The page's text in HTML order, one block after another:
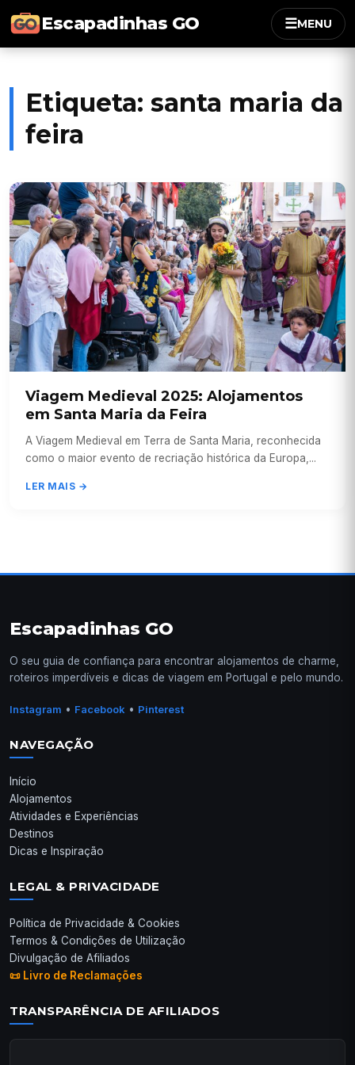
Escapadinhas GO ☰MENU
Etiqueta: santa maria da
feira
Viagem Medieval 2025: Alojamentos
em Santa Maria da Feira
A Viagem Medieval em Terra de Santa Maria, reconhecida
como o maior evento de recriação histórica da Europa,...
LER MAIS →
Escapadinhas GO
O seu guia de confiança para encontrar alojamentos de charme,
roteiros imperdíveis e dicas de viagem em Portugal e pelo mundo.
Instagram • Facebook • Pinterest
NAVEGAÇÃO
Início
Alojamentos
Atividades e Experiências
Destinos
Dicas e Inspiração
LEGAL & PRIVACIDADE
Política de Privacidade & Cookies
Termos & Condições de Utilização
Divulgação de Afiliados
📜 Livro de Reclamações
TRANSPARÊNCIA DE AFILIADOS